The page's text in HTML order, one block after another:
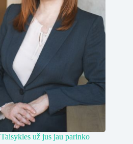
už jus jau parinko